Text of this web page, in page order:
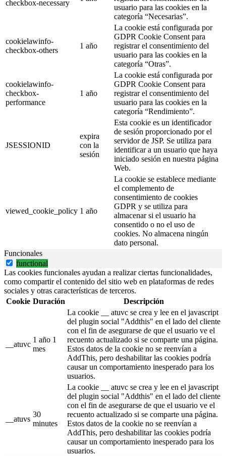
checkbox-necessary
usuario para las cookies en la
categoría “Necesarias”.
cookielawinfo-
checkbox-others
1 año
La cookie está configurada por
GDPR Cookie Consent para
registrar el consentimiento del
usuario para las cookies en la
categoría “Otras”.
cookielawinfo-
checkbox-
performance
1 año
La cookie está configurada por
GDPR Cookie Consent para
registrar el consentimiento del
usuario para las cookies en la
categoría “Rendimiento”.
JSESSIONID
expira
con la
sesión
Esta cookie es un identificador
de sesión proporcionado por el
servidor de JSP. Se utiliza para
identificar a un usuario que haya
iniciado sesión en nuestra página
Web.
viewed_cookie_policy 1 año
La cookie se establece mediante
el complemento de
consentimiento de cookies
GDPR y se utiliza para
almacenar si el usuario ha
consentido o no el uso de
cookies. No almacena ningún
dato personal.
Funcionales
functional
Las cookies funcionales ayudan a realizar ciertas funcionalidades,
como compartir el contenido del sitio web en plataformas de redes
sociales y otras características de terceros.
Cookie Duración Descripción
__atuvc
1 año 1
mes
La cookie __ atuvc se crea y lee en el javascript
del plugin social "Addthis" en el lado del cliente
con el fin de asegurarse de que el usuario ve el
recuento actualizado si se comparte una página.
Estos datos de la cookie no se reenvían a
AddThis, pero deshabilitar las cookies podría
causar un comportamiento inesperado para los
usuarios.
__atuvs
30
minutes
La cookie __ atuvc se crea y lee en el javascript
del plugin social "Addthis" en el lado del cliente
con el fin de asegurarse de que el usuario ve el
recuento actualizado si se comparte una página.
Estos datos de la cookie no se reenvían a
AddThis, pero deshabilitar las cookies podría
causar un comportamiento inesperado para los
usuarios.